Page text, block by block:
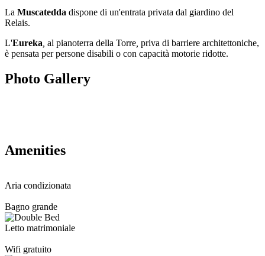
La Muscatedda dispone di un'entrata privata dal giardino del
Relais.
L'Eureka al pianoterra della Torre priva di barriere architettoniche,
è pensata per persone disabili o con capacità motorie ridotte.
Photo Gallery
Amenities
Aria condizionata
Bagno grande
Letto matrimoniale
Wifi gratuito